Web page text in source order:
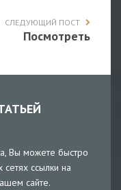
СЛЕДУЮЩИЙ ПОСТ
Посмотреть
Вы можете быстро
сетях ссылки на
сайте.